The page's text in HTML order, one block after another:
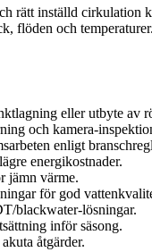
rätt inställd
flöden och
eller utbyte av
och kamera-
enligt
energikostnader.
jämn värme.
för god
blackwater-lösningar.
inför säsong.
åtgärder.